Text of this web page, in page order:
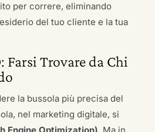
per correre, eliminando
del tuo cliente e la tua
Farsi Trovare da Chi
la bussola più precisa del
nel marketing digitale, si